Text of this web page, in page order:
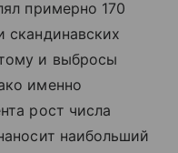
примерно 170
скандинавских
и выбросы
именно
рост числа
наибольший